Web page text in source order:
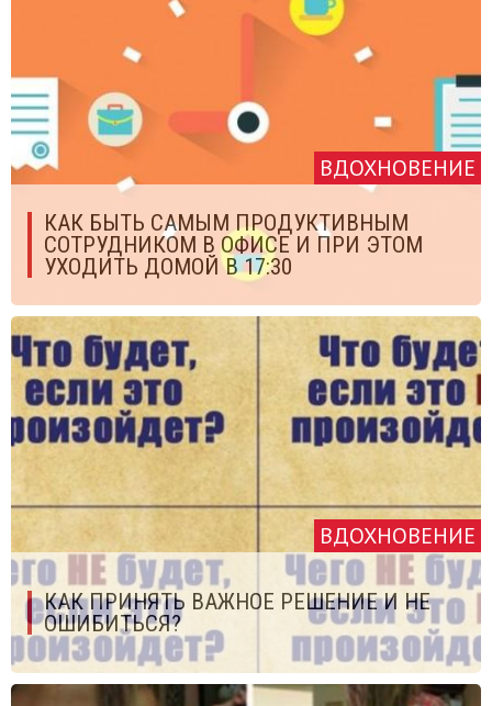
ВДОХНОВЕНИЕ
КАК БЫТЬ САМЫМ ПРОДУКТИВНЫМ
СОТРУДНИКОМ В ОФИСЕ И ПРИ ЭТОМ
УХОДИТЬ ДОМОЙ В 17:30
ВДОХНОВЕНИЕ
КАК ПРИНЯТЬ ВАЖНОЕ РЕШЕНИЕ И НЕ
ОШИБИТЬСЯ?